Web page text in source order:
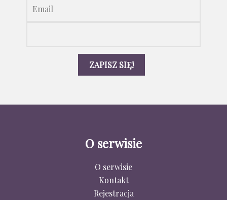
O serwisie
O serwisie
Kontakt
Rejestracja